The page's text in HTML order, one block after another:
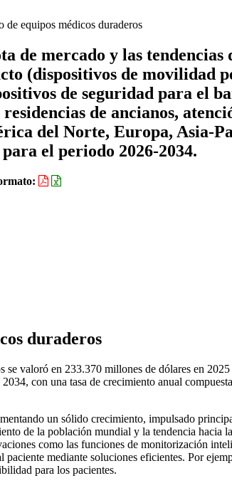
de equipos médicos duraderos
de mercado y las tendencias
(dispositivos de movilidad
de seguridad para el
de ancianos,
del Norte, Europa, Asia-
el periodo 2026-2034.
duraderos
valoró en 233.370 millones de dólares en
con una tasa de crecimiento anual
un sólido crecimiento, impulsado
de la población mundial y la tendencia hacia
como las funciones de monitorización
mediante soluciones eficientes. Por
para los pacientes.